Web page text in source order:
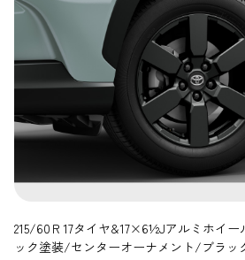
215/60Ｒ17タイヤ&17×6½Jアルミホイー
ック塗装/センターオーナメント/ブラッ